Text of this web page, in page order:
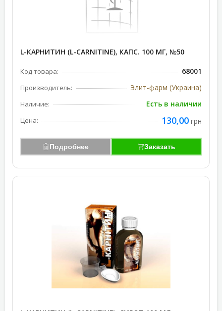
L-КАРНИТИН (L-CARNITINE), КАПС. 100 МГ, №50
Код товара: 68001
Производитель: Элит-фарм (Украина)
Наличие: Есть в наличии
Цена: 130,00 грн
Подробнее Заказать